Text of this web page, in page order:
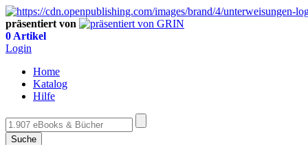
präsentiert von
0 Artikel
Login
Home
Katalog
Hilfe
Suche